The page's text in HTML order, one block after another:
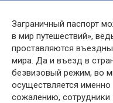
Заграничный паспорт
в мир путешествий»,
проставляются
мира. Да и въезд в
безвизовый режим, во
осуществляется
сожалению,